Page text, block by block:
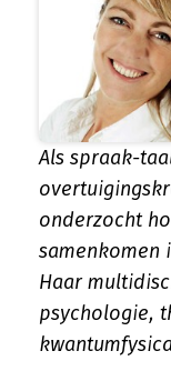
Als spraak-
onderzocht
samenkomen
Haar
psychologie,